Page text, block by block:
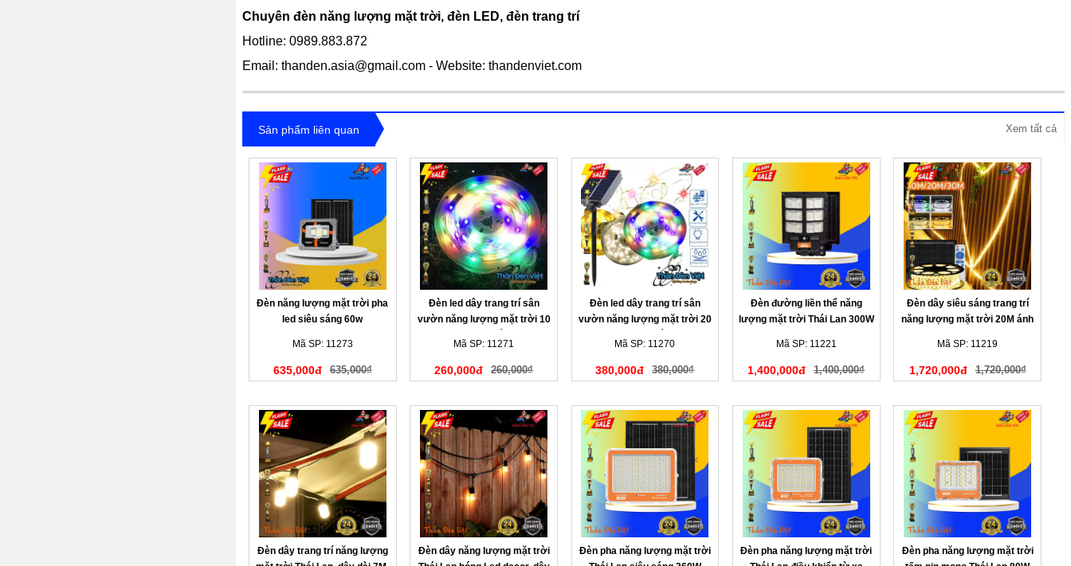
Chuyên đèn năng lượng mặt trời, đèn LED, đèn trang trí
Hotline: 0989.883.872
Email: thanden.asia@gmail.com- Website: thandenviet.com
Sản phẩm liên quan Xem tất cả
Đèn năng lượng mặt trời pha
led siêu sáng 60w
Mã SP: 11273
635,000đ 635,000₫
Đèn led dây trang trí sân
vườn năng lượng mặt trời 10
Mã SP: 11271
260,000đ 260,000₫
Đèn led dây trang trí sân
vườn năng lượng mặt trời 20
Mã SP: 11270
380,000đ 380,000₫
Đèn đường liền thể năng
lượng mặt trời Thái Lan 300W
Mã SP: 11221
1,400,000đ 1,400,000₫
Đèn dây siêu sáng trang trí
năng lượng mặt trời 20M ánh
Mã SP: 11219
1,720,000đ 1,720,000₫
Đèn dây trang trí năng lượng
Đèn dây năng lượng mặt trời
Đèn pha năng lượng mặt trời
Đèn pha năng lượng mặt trời
Đèn pha năng lượng mặt trời